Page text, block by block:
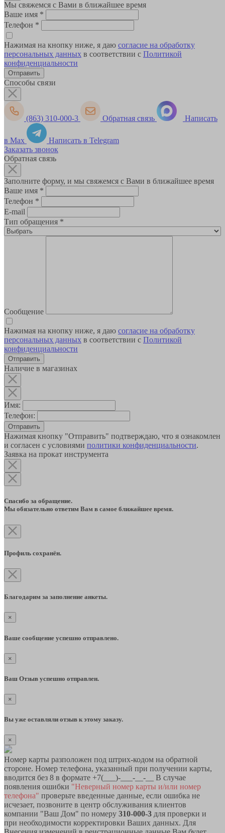
Мы свяжемся с Вами в ближайшее время
Ваше имя *
Телефон *
Нажимая на кнопку ниже, я даю согласие на обработку
персональных данных в соответствии с Политикой
конфиденциальности
Способы связи
(863) 310-000-3 Обратная связь Написать
в Max
Написать в Telegram
Заказать звонок
Обратная связь
Заполните форму, и мы свяжемся с Вами в ближайшее время
Ваше имя *
Телефон *
E-mail
Тип обращения *
Сообщение
Нажимая на кнопку ниже, я даю согласие на обработку
персональных данных в соответствии с Политикой
конфиденциальности
Наличие в магазинах
Имя:
Телефон:
Отправить
Нажимая кнопку "Отправить" подтверждаю, что я ознакомлен
и согласен с условиями политики конфиденциальности.
Заявка на прокат инструмента
Спасибо за обращение.
Мы обязательно ответим Вам в самое ближайшее время.
Профиль сохранён.
Благодарим за заполнение анкеты.
×
Ваше сообщение успешно отправлено.
×
Ваш Отзыв успешно отправлен.
×
Вы уже оставляли отзыв к этому заказу.
×
Номер карты разположен под штрих-кодом на обратной
стороне. Номер телефона, указанный при получении карты,
вводится без 8 в формате +7(___)-___-__-__ В случае
появления ошибки "Неверный номер карты и/или номер
телефона" проверьте введенные данные, если ошибка не
исчезает, позвоните в центр обслуживания клиентов
компании "Ваш Дом" по номеру 310-000-3 для проверки и
при необходимости корректировки Ваших данных. Для